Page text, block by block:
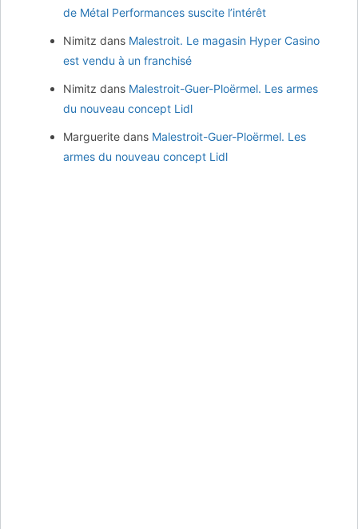
de Métal Performances suscite l’intérêt
Nimitz dans Malestroit. Le magasin Hyper Casino
est vendu à un franchisé
Nimitz dans Malestroit-Guer-Ploërmel. Les armes
du nouveau concept Lidl
Marguerite dans Malestroit-Guer-Ploërmel. Les
armes du nouveau concept Lidl